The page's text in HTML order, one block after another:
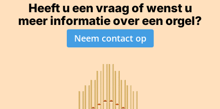
Heeft u een vraag of wenst u
meer informatie over een orgel?
Neem contact op